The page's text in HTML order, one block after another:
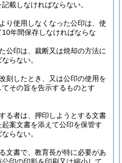
載しなければならない。
り使用しなくなった公印は、使
年間保存しなければならな
公印は、裁断又は焼却の方法に
らない。
刻したとき、又は公印の使用を
その旨を告示するものとす
る者は、押印しようとする文書
案文書を添えて公印を保管す
らない。
文書で、教育長が特に必要があ